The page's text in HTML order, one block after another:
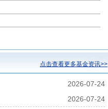
点击查看更多基金资讯>>
2026-07-24
2026-07-24